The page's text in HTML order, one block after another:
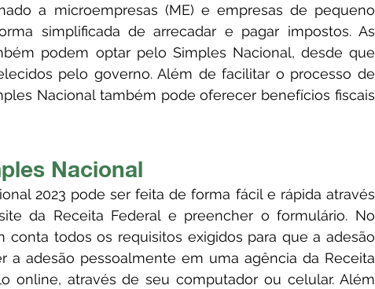
a microempresas (ME) e empresas de pequeno
simplificada de arrecadar e pagar impostos. As
podem optar pelo Simples Nacional, desde que
pelo governo. Além de facilitar o processo de
Nacional também pode oferecer benefícios fiscais
Nacional
da Receita Federal e preencher o formulário. No
todos os requisitos exigidos para que a adesão
a adesão pessoalmente em uma agência da Receita
online, através de seu computador ou celular. Além